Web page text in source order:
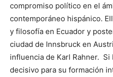
compromiso político en el
contemporáneo hispánico.
y filosofía en Ecuador y
ciudad de Innsbruck en
influencia de Karl Rahner.
decisivo para su formación